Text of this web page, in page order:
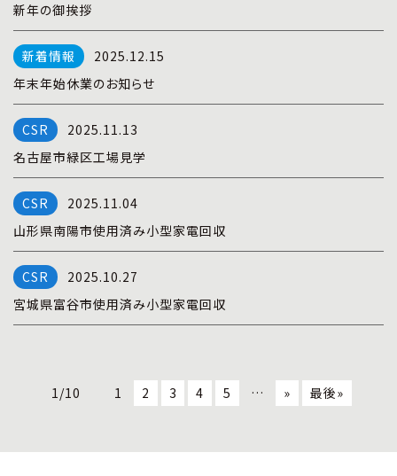
新年の御挨拶
2025.12.15
年末年始休業のお知らせ
2025.11.13
名古屋市緑区工場見学
2025.11.04
山形県南陽市使用済み小型家電回収
2025.10.27
宮城県富谷市使用済み小型家電回収
1/10 1 2 3 4 5 … » 最後»